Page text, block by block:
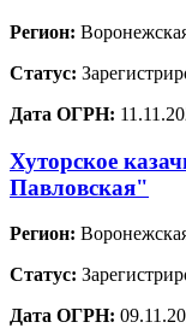
Регион:
Статус:
Дата ОГРН:
Хуторское
Павловская"
Регион:
Статус:
Дата ОГРН: